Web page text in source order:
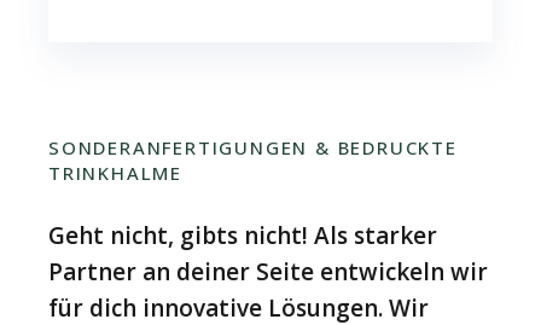
SONDERANFERTIGUNGEN & BEDRUCKTE
TRINKHALME
Geht nicht, gibts nicht! Als starker
Partner an deiner Seite entwickeln wir
für dich innovative Lösungen. Wir